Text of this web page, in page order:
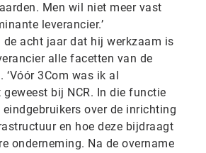
Men wil niet meer vast
leverancier.’
de acht jaar dat hij werkzaam is
alle facetten van de
3Com was ik al
bij NCR. In die functie
over de inrichting
en hoe deze bijdraagt
onderneming. Na de overname